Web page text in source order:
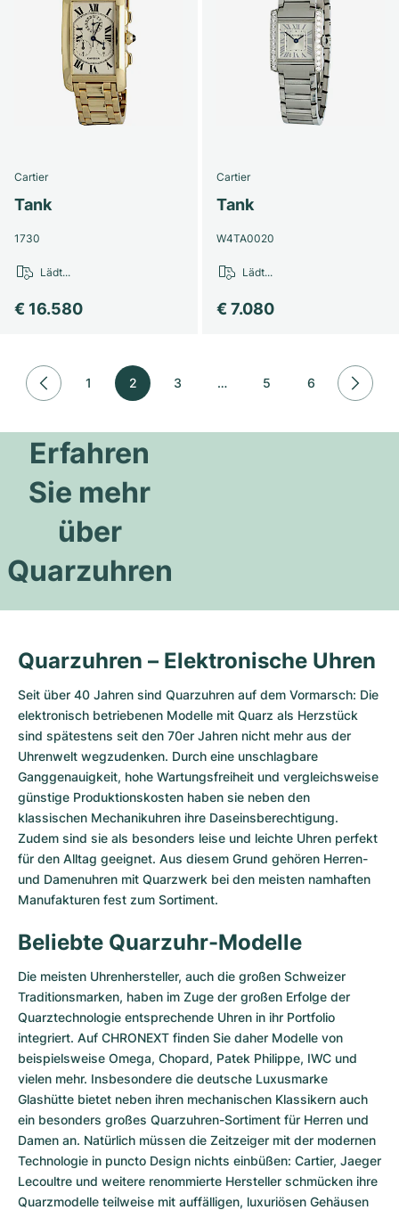
Cartier
Tank
1730
€ 16.580
Lädt...
Cartier
Tank
W4TA0020
€ 7.080
Lädt...
1 2 3 … 5 6
Erfahren
Sie mehr
über
Quarzuhren
Quarzuhren – Elektronische Uhren
Seit über 40 Jahren sind Quarzuhren auf dem Vormarsch: Die
elektronisch betriebenen Modelle mit Quarz als Herzstück
sind spätestens seit den 70er Jahren nicht mehr aus der
Uhrenwelt wegzudenken. Durch eine unschlagbare
Ganggenauigkeit, hohe Wartungsfreiheit und vergleichsweise
günstige Produktionskosten haben sie neben den
klassischen Mechanikuhren ihre Daseinsberechtigung.
Zudem sind sie als besonders leise und leichte Uhren perfekt
für den Alltag geeignet. Aus diesem Grund gehören Herren-
und Damenuhren mit Quarzwerk bei den meisten namhaften
Manufakturen fest zum Sortiment.
Beliebte Quarzuhr-Modelle
Die meisten Uhrenhersteller, auch die großen Schweizer
Traditionsmarken, haben im Zuge der großen Erfolge der
Quarztechnologie entsprechende Uhren in ihr Portfolio
integriert. Auf CHRONEXT finden Sie daher Modelle von
beispielsweise Omega, Chopard, Patek Philippe, IWC und
vielen mehr. Insbesondere die deutsche Luxusmarke
Glashütte bietet neben ihren mechanischen Klassikern auch
ein besonders großes Quarzuhren-Sortiment für Herren und
Damen an. Natürlich müssen die Zeitzeiger mit der modernen
Technologie in puncto Design nichts einbüßen: Cartier, Jaeger
Lecoultre und weitere renommierte Hersteller schmücken ihre
Quarzmodelle teilweise mit auffälligen, luxuriösen Gehäusen